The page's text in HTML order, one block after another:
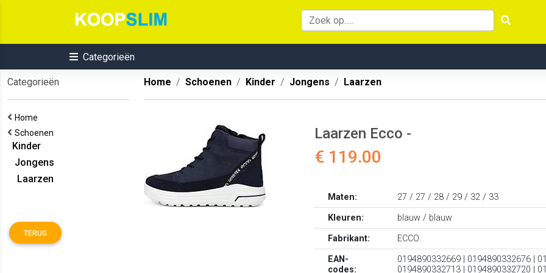
Categorieën
Categorieën
Home
Schoenen
Kinder
Jongens
Laarzen
TERUG
Home Schoenen Kinder Jongens Laarzen
Laarzen Ecco -
€ 119.00
Maten:
27 / 27 / 28 / 29 / 32 / 33
Kleuren:
blauw / blauw
Fabrikant:
ECCO
EAN-
codes:
0194890332669 | 0194890332676 |
0194890332713 | 0194890332720 |